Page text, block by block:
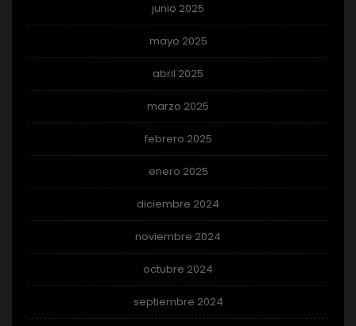
junio 2025
mayo 2025
abril 2025
marzo 2025
febrero 2025
enero 2025
diciembre 2024
noviembre 2024
octubre 2024
septiembre 2024